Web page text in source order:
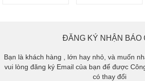
ĐĂNG KÝ NHẬN BÁO
Bạn là khách hàng , lớn hay nhỏ, và muốn
vui lòng đăng ký Email của bạn để được
có thay đổi